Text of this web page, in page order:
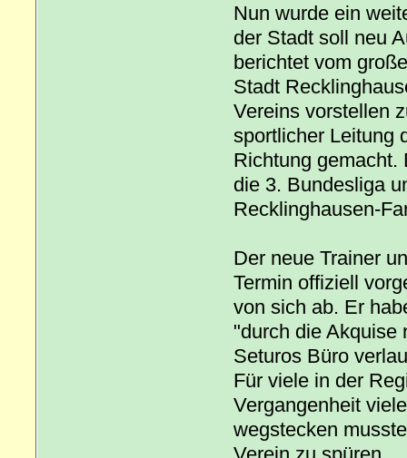
Nun wurde ein
der Stadt soll neu
berichtet vom
Stadt
Vereins vorstellen
sportlicher Leitung
Richtung gemacht.
die 3. Bundesliga
Recklinghausen-
Der neue Trainer
Termin offiziell
von sich ab. Er
"durch die Akquise
Seturos Büro
Für viele in der
Vergangenheit
wegstecken